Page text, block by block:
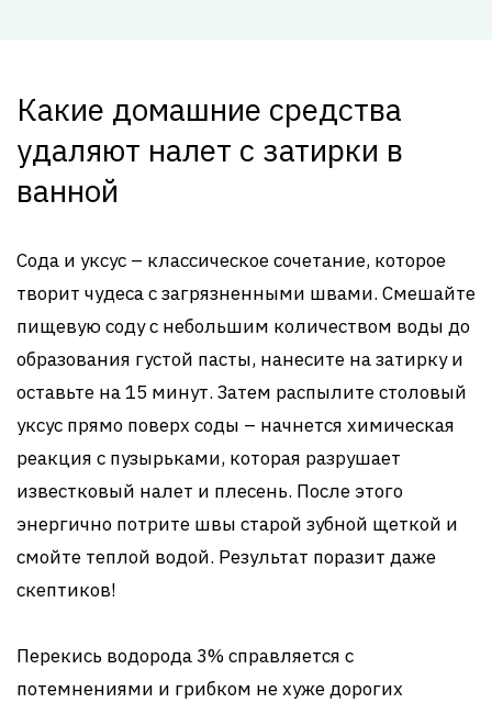
Какие домашние средства
удаляют налет с затирки в
ванной
Сода и уксус – классическое сочетание, которое
творит чудеса с загрязненными швами. Смешайте
пищевую соду с небольшим количеством воды до
образования густой пасты, нанесите на затирку и
оставьте на 15 минут. Затем распылите столовый
уксус прямо поверх соды – начнется химическая
реакция с пузырьками, которая разрушает
известковый налет и плесень. После этого
энергично потрите швы старой зубной щеткой и
смойте теплой водой. Результат поразит даже
скептиков!
Перекись водорода 3% справляется с
потемнениями и грибком не хуже дорогих